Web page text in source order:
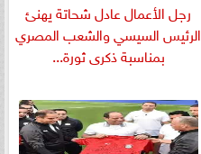
رجل الأعمال عادل شحاتة يهنئ
الرئيس السيسي والشعب المصري
بمناسبة ذكرى ثورة...